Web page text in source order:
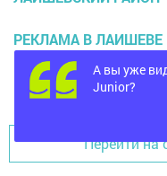
РЕКЛАМА В ЛАИШЕВЕ
ПРОЕКТЫ
Перейти на
А вы уже
Junior?